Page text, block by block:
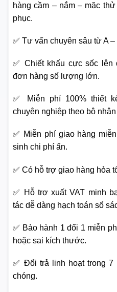
hàng cầm – nắm – mặc
phục.
✅ Tư vấn chuyên sâu từ A
✅ Chiết khấu cực sốc lên
đơn hàng số lượng lớn.
✅ Miễn phí 100% thiết
chuyên nghiệp theo bộ
✅ Miễn phí giao hàng
sinh chi phí ẩn.
✅ Có hỗ trợ giao hàng hỏa
✅ Hỗ trợ xuất VAT minh
tác dễ dàng hạch toán sổ
✅ Bảo hành 1 đổi 1 miễn
hoặc sai kích thước.
✅ Đổi trả linh hoạt trong 7
chóng.